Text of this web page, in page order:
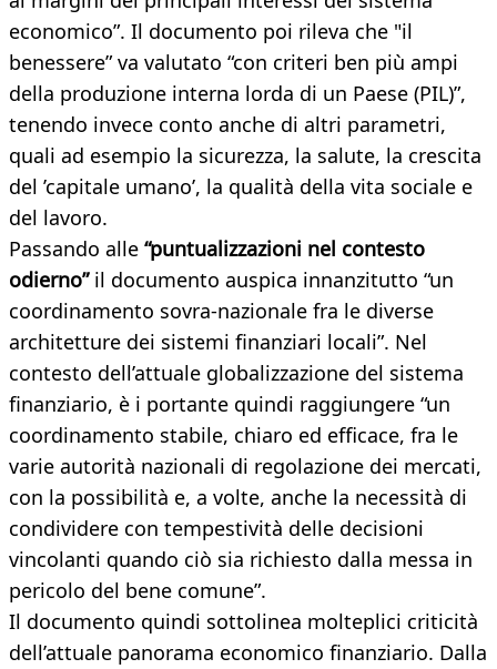
economico”. Il documento poi rileva che "il
benessere” va valutato “con criteri ben più ampi
della produzione interna lorda di un Paese (PIL)”,
tenendo invece conto anche di altri parametri,
quali ad esempio la sicurezza, la salute, la crescita
del ’capitale umano’, la qualità della vita sociale e
del lavoro.
Passando alle “puntualizzazioni nel contesto
odierno”il documento auspica innanzitutto “un
coordinamento sovra-nazionale fra le diverse
architetture dei sistemi finanziari locali”. Nel
contesto dell’attuale globalizzazione del sistema
finanziario, è i portante quindi raggiungere “un
coordinamento stabile, chiaro ed efficace, fra le
varie autorità nazionali di regolazione dei mercati,
con la possibilità e, a volte, anche la necessità di
condividere con tempestività delle decisioni
vincolanti quando ciò sia richiesto dalla messa in
pericolo del bene comune”.
Il documento quindi sottolinea molteplici criticità
dell’attuale panorama economico finanziario. Dalla